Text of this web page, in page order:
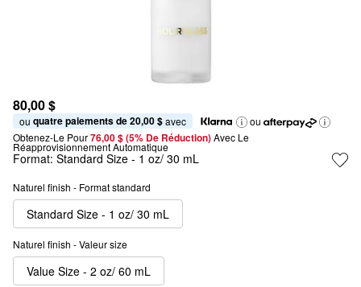
80,00 $
ou quatre paiements de 20,00 $ avec
ou
Obtenez-Le Pour76,00 $ (5% De Réduction) Avec Le
Réapprovisionnement Automatique
Format: Standard Size - 1 oz/ 30 mL
Naturel finish - Format standard
Standard Size - 1 oz/ 30 mL
Naturel finish - Valeur size
Value Size - 2 oz/ 60 mL